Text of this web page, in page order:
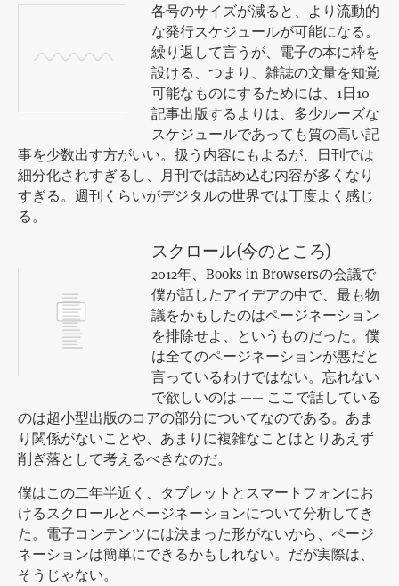
各号のサイズが減ると、より流動的
な発行スケジュールが可能になる。
繰り返して言うが、電子の本に枠を
設ける、つまり、雑誌の文量を知覚
可能なものにするためには、1日10
記事出版するよりは、多少ルーズな
スケジュールであっても質の高い記
事を少数出す方がいい。扱う内容にもよるが、日刊では
細分化されすぎるし、月刊では詰め込む内容が多くなり
すぎる。週刊くらいがデジタルの世界では丁度よく感じ
る。
スクロール(今のところ)
2012年、Books in Browsersの会議で
僕が話したアイデアの中で、最も物
議をかもしたのはページネーション
を排除せよ、というものだった。僕
は全てのページネーションが悪だと
言っているわけではない。忘れない
で欲しいのは —— ここで話している
のは超小型出版のコアの部分についてなのである。あま
り関係がないことや、あまりに複雑なことはとりあえず
削ぎ落として考えるべきなのだ。
僕はこの二年半近く、タブレットとスマートフォンにお
けるスクロールとページネーションについて分析してき
た。電子コンテンツには決まった形がないから、ページ
ネーションは簡単にできるかもしれない。だが実際は、
そうじゃない。